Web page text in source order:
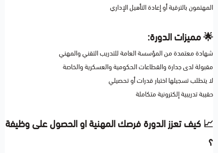
المهتمون بالترقية أو إعادة التأهيل الإداري
🌟 مميزات الدورة:
شهادة معتمدة من المؤسسة العامة للتدريب التقني والمهني
مقبولة لدى جدارة والقطاعات الحكومية والعسكرية والخاصة
لا يتطلب تسجيلها اختبار قدرات أو تحصيلي
حقيبة تدريبية إلكترونية متكاملة
📈 كيف تعزز الدورة فرصك المهنية او الحصول على وظيفة
؟